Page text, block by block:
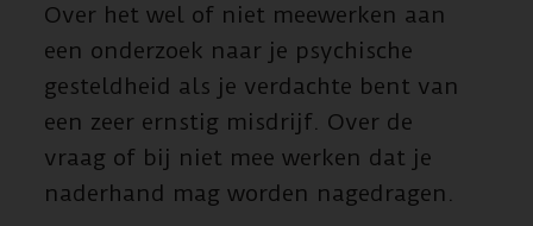
Over het wel of niet meewerken aan
een onderzoek naar je psychische
gesteldheid als je verdachte bent van
een zeer ernstig misdrijf. Over de
vraag of bij niet mee werken dat je
naderhand mag worden nagedragen.